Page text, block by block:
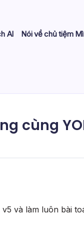
AI Nói về chủ tiệm Mì
cùng
và làm luôn bài